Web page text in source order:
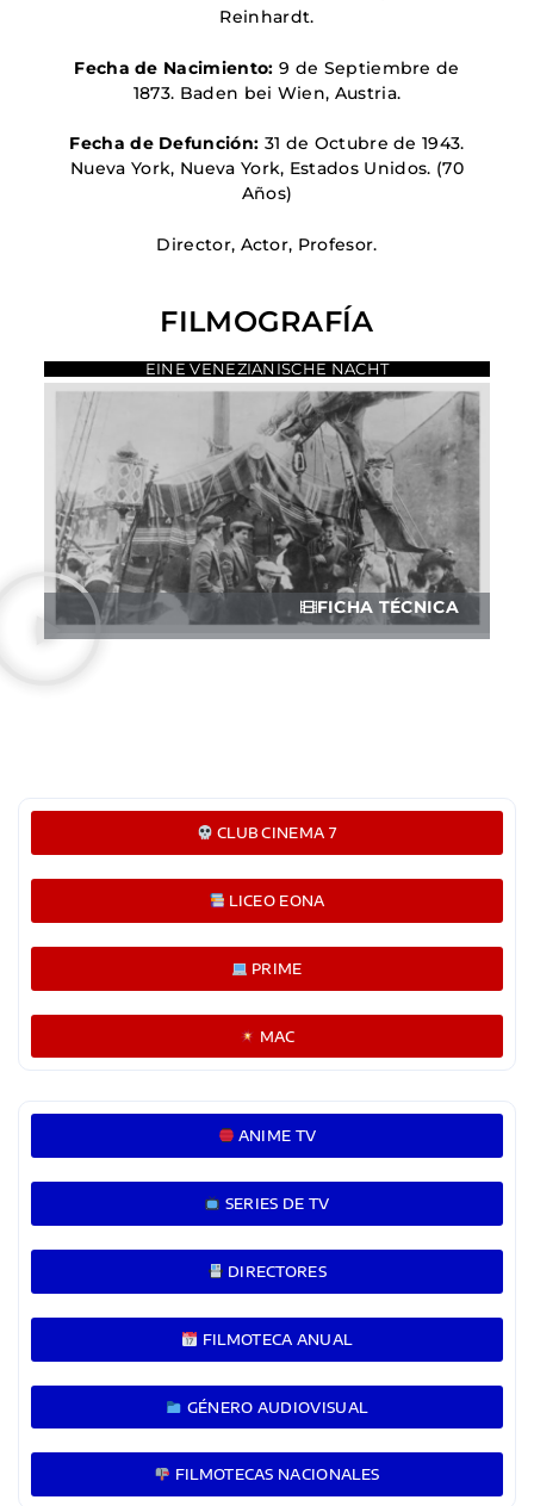
Reinhardt.
Fecha de Nacimiento: 9 de Septiembre de
1873. Baden bei Wien, Austria.
Fecha de Defunción: 31 de Octubre de 1943.
Nueva York, Nueva York, Estados Unidos. (70
Años)
Director, Actor, Profesor.
FILMOGRAFÍA
EINE VENEZIANISCHE NACHT
FICHA TÉCNICA
CLUB CINEMA 7
LICEO EONA
PRIME
MAC
ANIME TV
SERIES DE TV
DIRECTORES
FILMOTECA ANUAL
GÉNERO AUDIOVISUAL
FILMOTECAS NACIONALES